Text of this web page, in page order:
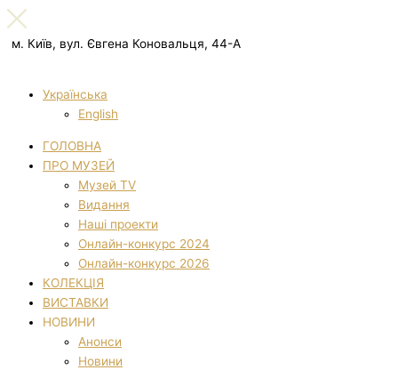
м. Київ, вул. Євгена Коновальця, 44-А
Українська
English
ГОЛОВНА
ПРО МУЗЕЙ
Музей TV
Видання
Наші проекти
Онлайн-конкурс 2024
Онлайн-конкурс 2026
КОЛЕКЦІЯ
ВИСТАВКИ
НОВИНИ
Анонси
Новини